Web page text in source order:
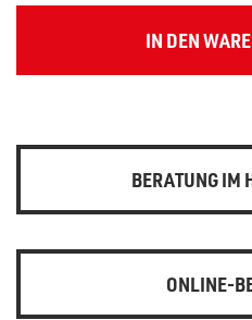
IN DEN
BERATUNG IM
ONLINE-